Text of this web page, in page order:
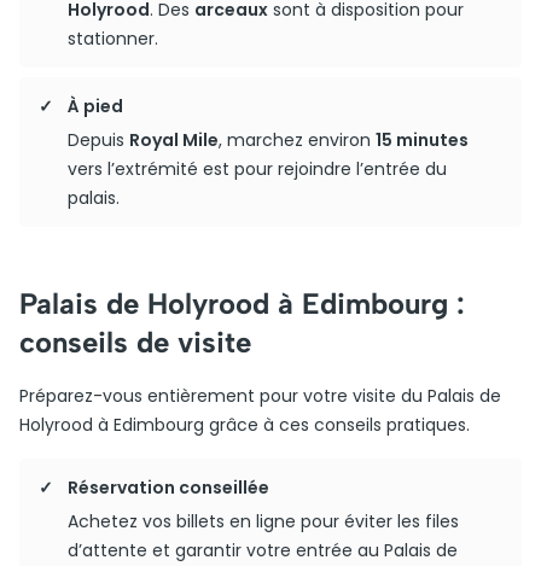
Holyrood. Des arceaux sont à disposition pour
stationner.
À pied
Depuis Royal Mile, marchez environ 15 minutes
vers l’extrémité est pour rejoindre l’entrée du
palais.
Palais de Holyrood à Edimbourg :
conseils de visite
Préparez-vous entièrement pour votre visite du Palais de
Holyrood à Edimbourg grâce à ces conseils pratiques.
Réservation conseillée
Achetez vos billets en ligne pour éviter les files
d’attente et garantir votre entrée au Palais de